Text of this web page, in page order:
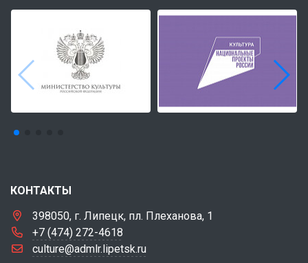
КОНТАКТЫ
398050, г. Липецк, пл. Плеханова, 1
+7 (474) 272-4618
culture@admlr.lipetsk.ru